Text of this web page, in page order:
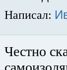
Написал:
Честно